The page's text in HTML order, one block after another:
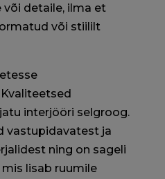
või detaile, ilma et
või stiililt
interjööri selgroog.
vastupidavatest ja
ning on sageli
lisab ruumile